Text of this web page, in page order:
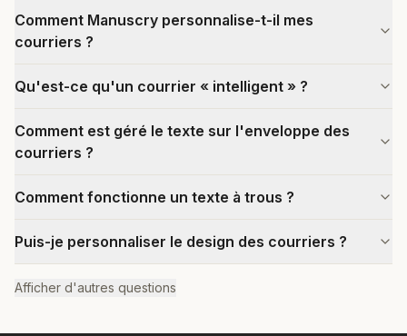
Comment Manuscry personnalise-t-il mes
courriers ?
Qu'est-ce qu'un courrier « intelligent » ?
Comment est géré le texte sur l'enveloppe des
courriers ?
Comment fonctionne un texte à trous ?
Puis-je personnaliser le design des courriers ?
Afficher d'autres questions